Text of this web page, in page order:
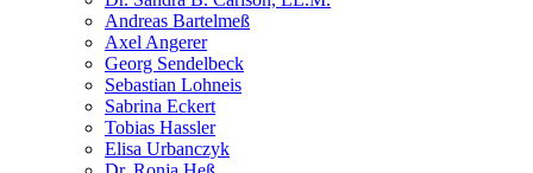
Andreas Bartelmeß
Axel Angerer
Georg Sendelbeck
Sebastian Lohneis
Sabrina Eckert
Tobias Hassler
Elisa Urbanczyk